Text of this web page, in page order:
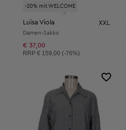
-20% mit WELCOME
Luisa Viola XXL
Damen-Sakko
€ 37,00
Unverbindliche Preisempfehlung:
RRP € 159,00 (-76%)